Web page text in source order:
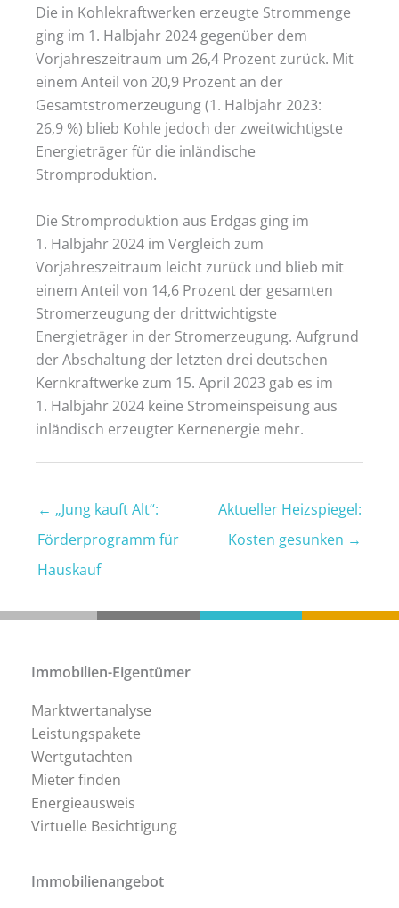
Die in Kohlekraftwerken erzeugte Strommenge
ging im 1. Halbjahr 2024 gegenüber dem
Vorjahreszeitraum um 26,4 Prozent zurück. Mit
einem Anteil von 20,9 Prozent an der
Gesamtstromerzeugung (1. Halbjahr 2023:
26,9 %) blieb Kohle jedoch der zweitwichtigste
Energieträger für die inländische
Stromproduktion.
Die Stromproduktion aus Erdgas ging im
1. Halbjahr 2024 im Vergleich zum
Vorjahreszeitraum leicht zurück und blieb mit
einem Anteil von 14,6 Prozent der gesamten
Stromerzeugung der drittwichtigste
Energieträger in der Stromerzeugung. Aufgrund
der Abschaltung der letzten drei deutschen
Kernkraftwerke zum 15. April 2023 gab es im
1. Halbjahr 2024 keine Stromeinspeisung aus
inländisch erzeugter Kernenergie mehr.
← „Jung kauft Alt“:
Förderprogramm für
Hauskauf
Aktueller Heizspiegel:
Kosten gesunken →
Immobilien-Eigentümer
Marktwertanalyse
Leistungspakete
Wertgutachten
Mieter finden
Energieausweis
Virtuelle Besichtigung
Immobilienangebot